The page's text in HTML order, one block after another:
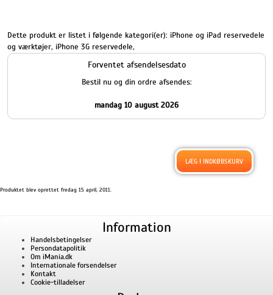
Dette produkt er listet i følgende kategori(er): iPhone og iPad reservedele
og værktøjer, iPhone 3G reservedele,
Forventet afsendelsesdato
Bestil nu og din ordre afsendes:
mandag 10 august 2026
Produktet blev oprettet fredag 15 april, 2011.
Information
Handelsbetingelser
Persondatapolitik
Om iMania.dk
Internationale forsendelser
Kontakt
Cookie-tilladelser